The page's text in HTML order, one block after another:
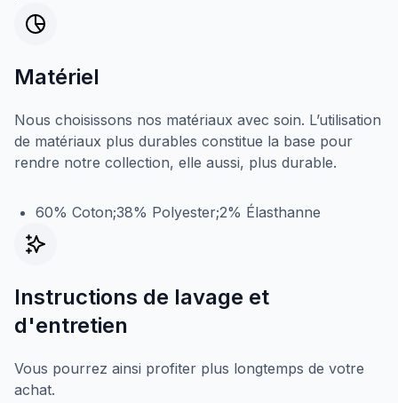
Matériel
Nous choisissons nos matériaux avec soin. L’utilisation
de matériaux plus durables constitue la base pour
rendre notre collection, elle aussi, plus durable.
60% Coton;38% Polyester;2% Élasthanne
Instructions de lavage et
d'entretien
Vous pourrez ainsi profiter plus longtemps de votre
achat.